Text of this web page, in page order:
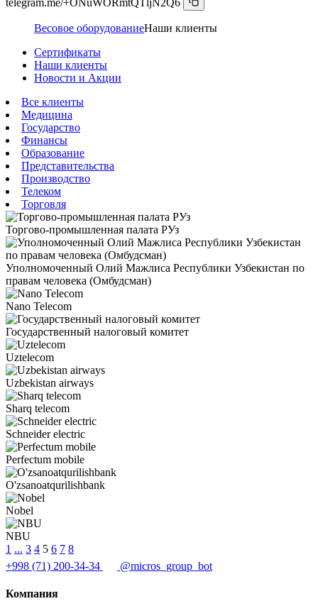
Весовое оборудованиеНаши клиенты
Сертификаты
Наши клиенты
Новости и Акции
Все клиенты
Медицина
Государство
Финансы
Образование
Представительства
Производство
Телеком
Торговля
Торгово-промышленная палата РУз
Уполномоченный Олий Мажлиса Республики Узбекистан по
правам человека (Омбудсман)
Nano Telecom
Государственный налоговый комитет
Uztelecom
Uzbekistan airways
Sharq telecom
Schneider electric
Perfectum mobile
O'zsanoatqurilishbank
Nobel
NBU
1 ... 3 4 5 6 7 8
+998 (71) 200-34-34
@micros_group_bot
Компания